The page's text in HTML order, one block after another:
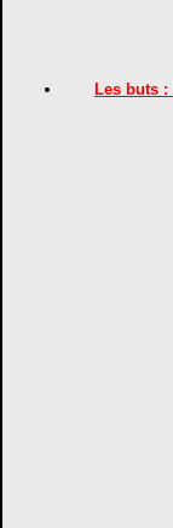
Les buts :